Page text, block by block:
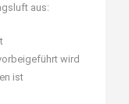
aus:
wird
ist